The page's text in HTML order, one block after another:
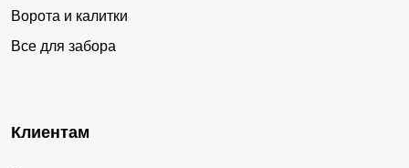
Ворота и калитки
Все для забора
Клиентам